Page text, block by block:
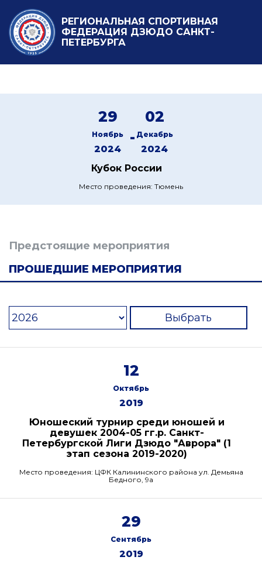
РЕГИОНАЛЬНАЯ СПОРТИВНАЯ
ФЕДЕРАЦИЯ ДЗЮДО САНКТ-
ПЕТЕРБУРГА
29
Ноябрь
2024
-
02
Декабрь
2024
Кубок России
Место проведения: Тюмень
Предстоящие мероприятия
ПРОШЕДШИЕ МЕРОПРИЯТИЯ
Выбрать
12
Октябрь
2019
Юношеский турнир среди юношей и
девушек 2004-05 гг.р. Санкт-
Петербургской Лиги Дзюдо "Аврора" (1
этап сезона 2019-2020)
Место проведения: ЦФК Калининского района ул. Демьяна
Бедного, 9а
29
Сентябрь
2019